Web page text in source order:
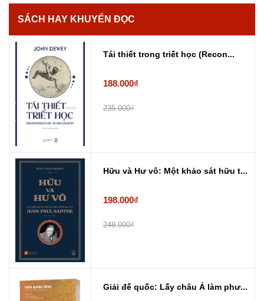
SÁCH HAY KHUYẾN ĐỌC
Tái thiết trong triết học (Recon...
188.000₫
235.000₫
Hữu và Hư vô: Một khảo sát hữu t...
198.000₫
248.000₫
Giải đế quốc: Lấy châu Á làm phư...